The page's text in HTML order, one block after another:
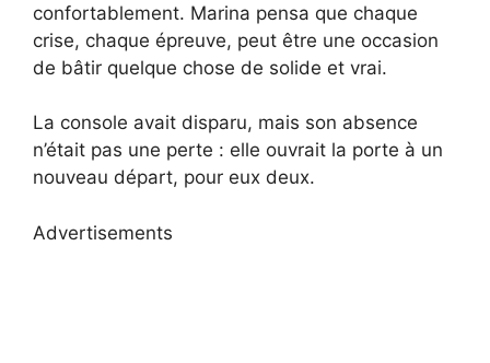
confortablement. Marina pensa que chaque
crise, chaque épreuve, peut être une occasion
de bâtir quelque chose de solide et vrai.
La console avait disparu, mais son absence
n’était pas une perte : elle ouvrait la porte à un
nouveau départ, pour eux deux.
Advertisements